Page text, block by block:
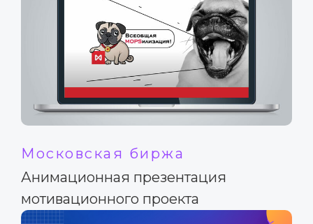
Московская биржа
Анимационная презентация
мотивационного проекта